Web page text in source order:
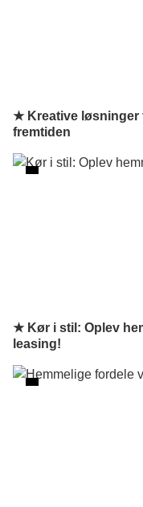
★ Kreative løsninger
fremtiden
★ Kør i stil: Oplev
leasing!